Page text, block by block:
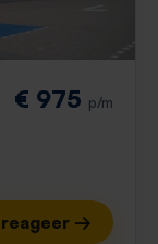
€ 975 p/m
reageer →